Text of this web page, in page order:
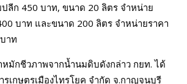
ลีก 450 บาท, ขนาด 20 ลิตร จำหน่าย
บาท และขนาด 200 ลิตร จำหน่ายราคา
าท
มักชีวภาพจากน้ำนมดิบดังกล่าว กยท. ได้
เกษตรเมืองไทรโยค จำกัด จ.กาญจนบุรี